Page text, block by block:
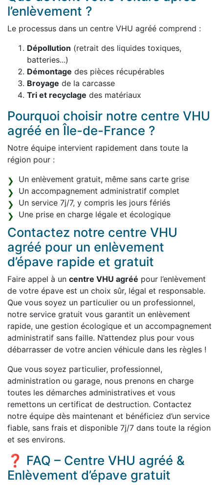
l’enlèvement ?
Le processus dans un centre VHU agréé comprend :
Dépollution (retrait des liquides toxiques,
batteries...)
Démontage des pièces récupérables
Broyage de la carcasse
Tri et recyclage des matériaux
Pourquoi choisir notre centre VHU
agréé en Île-de-France ?
Notre équipe intervient rapidement dans toute la
région pour :
Un enlèvement gratuit, même sans carte grise
Un accompagnement administratif complet
Un service 7j/7, y compris les jours fériés
Une prise en charge légale et écologique
Contactez notre centre VHU
agréé pour un enlèvement
d’épave rapide et gratuit
Faire appel à un centre VHU agréé pour l’enlèvement
de votre épave est un choix sûr, légal et responsable.
Que vous soyez un particulier ou un professionnel,
notre service gratuit vous garantit un enlèvement
rapide, une gestion écologique et un accompagnement
administratif sans faille. N’attendez plus pour vous
débarrasser de votre ancien véhicule dans les règles !
Que vous soyez particulier, professionnel,
administration ou garage, nous prenons en charge
toutes les démarches administratives et vous
remettons un certificat de destruction. Contactez
notre équipe dès maintenant et bénéficiez d’un service
fiable, sans frais et disponible 7j/7 dans toute la région
et ses environs.
❓ FAQ – Centre VHU agréé &
Enlèvement d’épave gratuit